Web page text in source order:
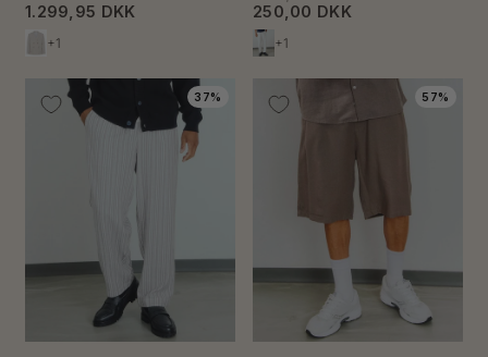
1.299,95 DKK
+1
250,00 DKK
+1
37% 57%